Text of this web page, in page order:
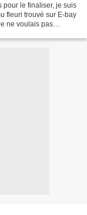
pour le finaliser, je suis
fleuri trouvé sur E-bay
ne voulais pas